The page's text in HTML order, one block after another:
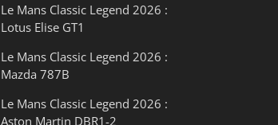
Le Mans Classic Legend 2026 :
Lotus Elise GT1
Le Mans Classic Legend 2026 :
Mazda 787B
Le Mans Classic Legend 2026 :
Aston Martin DBR1-2